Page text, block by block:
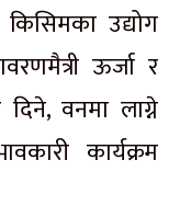
उद्योग
ऊर्जा र
वनमा लाग्ने
कार्यक्रम